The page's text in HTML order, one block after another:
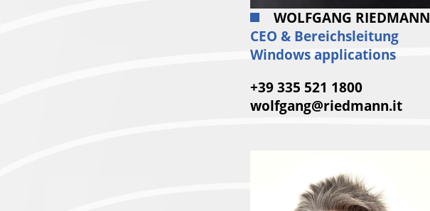
WOLFGANG RIEDMANN
CEO & Bereichsleitung
Windows applications
+39 335 521 1800
wolfgang@riedmann.it